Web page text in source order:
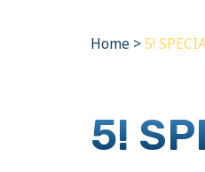
Home >5!
5!